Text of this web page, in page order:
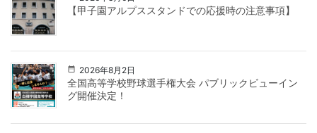
【甲子園アルプススタンドでの応援時の注意事項】
2026年8月2日
全国高等学校野球選手権大会 パブリックビューイン
グ開催決定！